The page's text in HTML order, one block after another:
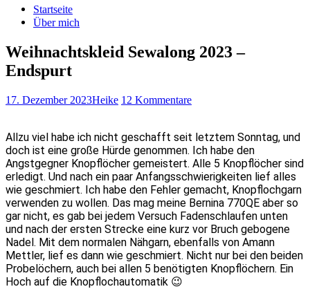
Startseite
Über mich
Weihnachtskleid Sewalong 2023 –
Endspurt
17. Dezember 2023Heike 12 Kommentare
Allzu viel habe ich nicht geschafft seit letztem Sonntag, und
doch ist eine große Hürde genommen. Ich habe den
Angstgegner Knopflöcher gemeistert. Alle 5 Knopflöcher sind
erledigt. Und nach ein paar Anfangsschwierigkeiten lief alles
wie geschmiert. Ich habe den Fehler gemacht, Knopflochgarn
verwenden zu wollen. Das mag meine Bernina 770QE aber so
gar nicht, es gab bei jedem Versuch Fadenschlaufen unten
und nach der ersten Strecke eine kurz vor Bruch gebogene
Nadel. Mit dem normalen Nähgarn, ebenfalls von Amann
Mettler, lief es dann wie geschmiert. Nicht nur bei den beiden
Probelöchern, auch bei allen 5 benötigten Knopflöchern. Ein
Hoch auf die Knopflochautomatik 😉